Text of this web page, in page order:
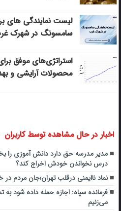
لیست نمایندگی های
سامسونگ در شهرک
استراتژی‌های موفق برای
محصولات آرایشی و
اخبار در حال مشاهده توسط کاربران
مدیر مدرسه حق دارد دانش آموزی را
درس نخواندن خودش اخراج کند؟
نماد ناایمنی درقلب تهران؛جان مردم
فرمانده سپاه: اجازه حمله داده شود به
می‌زنیم